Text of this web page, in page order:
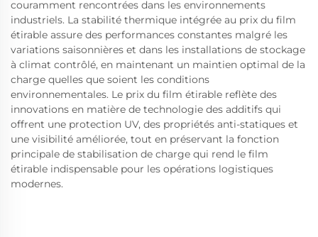
couramment rencontrées dans les environnements
industriels. La stabilité thermique intégrée au prix du film
étirable assure des performances constantes malgré les
variations saisonnières et dans les installations de stockage
à climat contrôlé, en maintenant un maintien optimal de la
charge quelles que soient les conditions
environnementales. Le prix du film étirable reflète des
innovations en matière de technologie des additifs qui
offrent une protection UV, des propriétés anti-statiques et
une visibilité améliorée, tout en préservant la fonction
principale de stabilisation de charge qui rend le film
étirable indispensable pour les opérations logistiques
modernes.